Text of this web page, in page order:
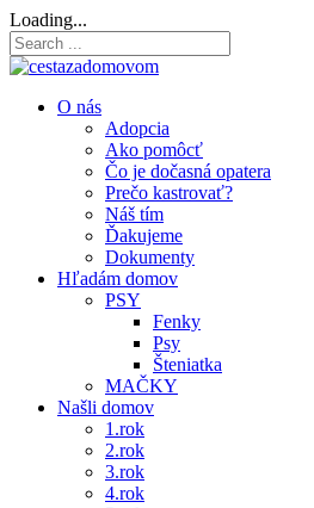
Loading...
O nás
Adopcia
Ako pomôcť
Čo je dočasná opatera
Prečo kastrovať?
Náš tím
Ďakujeme
Dokumenty
Hľadám domov
PSY
Fenky
Psy
Šteniatka
MAČKY
Našli domov
1.rok
2.rok
3.rok
4.rok